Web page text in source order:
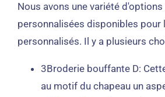
Nous avons une variété
personnalisées disponibles pour
personnalisés. Il y a plusieurs
3Broderie bouffante D:
au motif du chapeau un